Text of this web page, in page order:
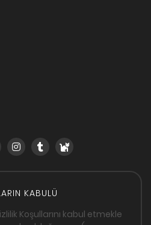
KABULÜ
Koşullarını kabul etmekle